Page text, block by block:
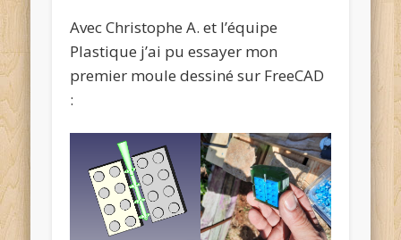
Avec Christophe A. et l’équipe
Plastique j’ai pu essayer mon
premier moule dessiné sur FreeCAD
: